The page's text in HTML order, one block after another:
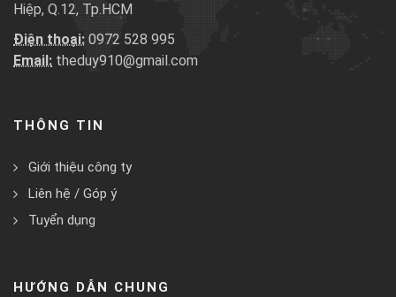
Hiệp, Q.12, Tp.HCM
Điện thoại: 0972 528 995
Email: theduy910@gmail.com
THÔNG TIN
Giới thiệu công ty
Liên hệ / Góp ý
Tuyển dụng
HƯỚNG DẪN CHUNG